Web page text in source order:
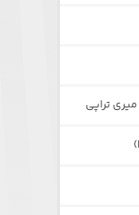
تراپی